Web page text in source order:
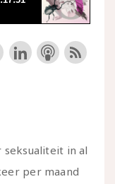
seksualiteit in al
per maand